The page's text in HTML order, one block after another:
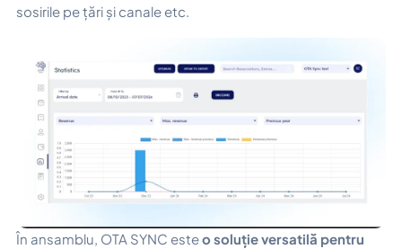
sosirile pe țări și canale etc.
În ansamblu, OTA SYNC esteo soluție versatilă pentru